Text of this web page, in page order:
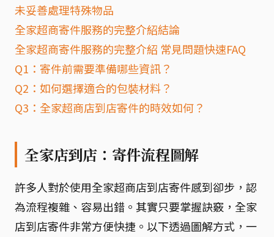
未妥善處理特殊物品
全家超商寄件服務的完整介紹結論
全家超商寄件服務的完整介紹 常見問題快速FAQ
Q1：寄件前需要準備哪些資訊？
Q2：如何選擇適合的包裝材料？
Q3：全家超商店到店寄件的時效如何？
全家店到店：寄件流程圖解
許多人對於使用全家超商店到店寄件感到卻步，認
為流程複雜、容易出錯。其實只要掌握訣竅，全家
店到店寄件非常方便快捷。以下透過圖解方式，一